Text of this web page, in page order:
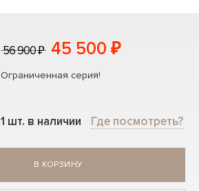
56 900 ₽ 45 500 ₽
Ограниченная серия!
1 шт. в наличии Где посмотреть?
В КОРЗИНУ